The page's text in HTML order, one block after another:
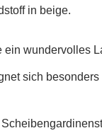
in beige.
wundervolles
sich